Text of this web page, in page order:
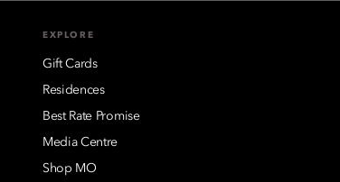
EXPLORE
Gift Cards
Residences
Best Rate Promise
Media Centre
Shop MO